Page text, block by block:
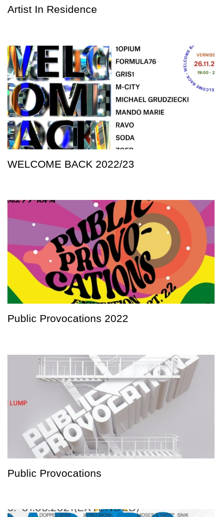
Artist In Residence
WELCOME BACK 2022/23
Public Provocations 2022
Public Provocations